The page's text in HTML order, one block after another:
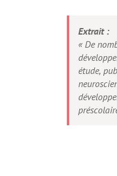
Extrait :
« De
étude,